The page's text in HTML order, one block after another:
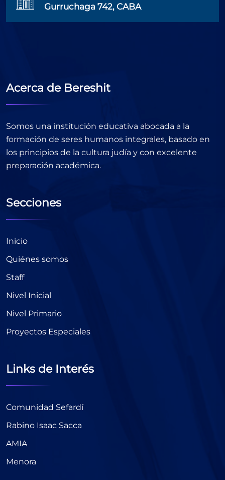
Gurruchaga 742, CABA
Acerca de Bereshit
Somos una institución educativa abocada a la
formación de seres humanos integrales, basado en
los principios de la cultura judía y con excelente
preparación académica.
Secciones
Inicio
Quiénes somos
Staff
Nivel Inicial
Nivel Primario
Proyectos Especiales
Links de Interés
Comunidad Sefardí
Rabino Isaac Sacca
AMIA
Menora